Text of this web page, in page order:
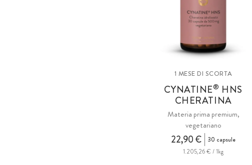
1 MESE DI SCORTA
CYNATINE® HNS
CHERATINA
Materia prima premium,
vegetariano
22,90 €
30 capsule
1.205,26 € / 1kg